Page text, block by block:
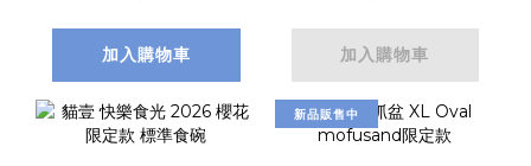
加入購物車 加入購物車
新品販售中